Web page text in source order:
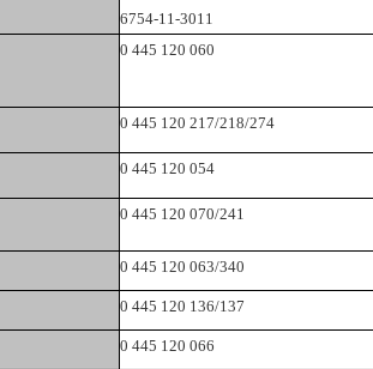
6754-11-3011
0 445 120 060
0 445 120 217/218/274
0 445 120 054
0 445 120 070/241
0 445 120 063/340
0 445 120 136/137
0 445 120 066